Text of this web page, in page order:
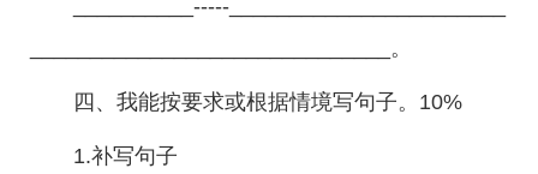
__________-----_______________________
______________________________。
四、我能按要求或根据情境写句子。10%
1.补写句子